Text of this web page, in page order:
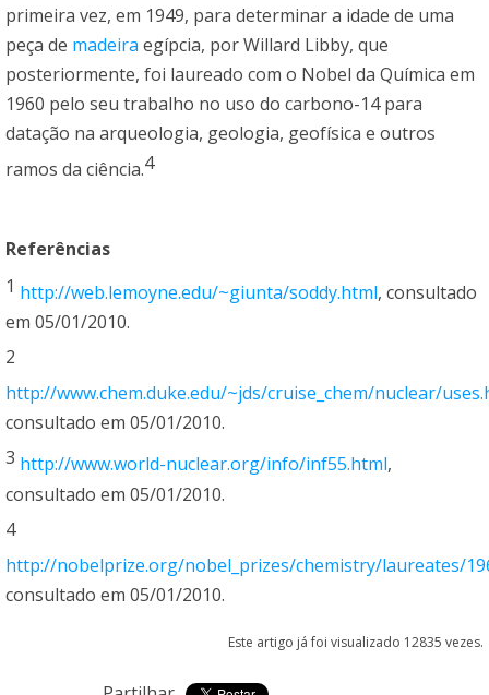
primeira vez, em 1949, para determinar a idade de uma
peça de madeira egípcia, por Willard Libby, que
posteriormente, foi laureado com o Nobel da Química em
1960 pelo seu trabalho no uso do carbono-14 para
datação na arqueologia, geologia, geofísica e outros
ramos da ciência.4
Referências
1 http://web.lemoyne.edu/~giunta/soddy.html, consultado
em 05/01/2010.
2
http://www.chem.duke.edu/~jds/cruise_chem/nuclear/
consultado em 05/01/2010.
3 http://www.world-nuclear.org/info/inf55.html,
consultado em 05/01/2010.
4
http://nobelprize.org/nobel_prizes/chemistry/laureates/
consultado em 05/01/2010.
Este artigo já foi visualizado 12835 vezes.